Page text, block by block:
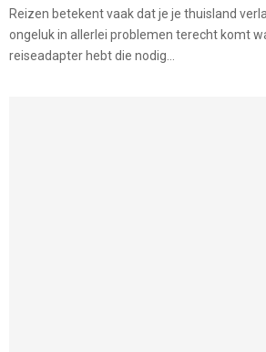
Reizen betekent vaak dat je je thuisland
ongeluk in allerlei problemen terecht komt
reiseadapter hebt die nodig...